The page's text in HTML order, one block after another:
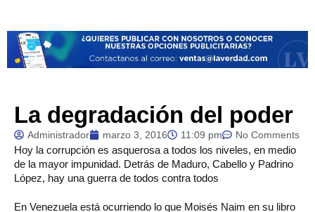
La degradación del poder
Administrador marzo 3, 2016 11:09 pm No Comments
Hoy la corrupción es asquerosa a todos los niveles, en medio
de la mayor impunidad. Detrás de Maduro, Cabello y Padrino
López, hay una guerra de todos contra todos
En Venezuela está ocurriendo lo que Moisés Naim en su libro